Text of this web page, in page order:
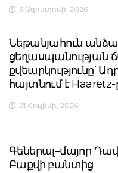
6 Օգոստոսի, 2026
Նեթանյահուն
ցեղասպանության
քվեարկությունը՝
հայտնում է Haaretz-
21 Հուլիսի, 2026
Գեներալ–մայոր
Բաքվի բանտից